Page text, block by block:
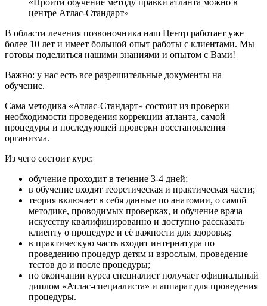
центре Атлас-Стандарт»
В области лечения позвоночника наш Центр работает уже
более 10 лет и имеет большой опыт работы с клиентами. Мы
готовы поделиться нашими знаниями и опытом с Вами!
Важно: у нас есть все разрешительные документы на
обучение.
Сама методика «Атлас-Стандарт» состоит из проверки
необходимости проведения коррекции атланта, самой
процедуры и последующей проверки восстановления
организма.
Из чего состоит курс:
обучение проходит в течение 3-4 дней;
в обучение входят теоретическая и практическая части;
теория включает в себя данные по анатомии, о самой
методике, проводимых проверках, и обучение врача
искусству квалифицированно и доступно рассказать
клиенту о процедуре и её важности для здоровья;
в практическую часть входит интернатура по
проведению процедур детям и взрослым, проведение
тестов до и после процедуры;
по окончании курса специалист получает официальный
диплом «Атлас-специалиста» и аппарат для проведения
процедуры.